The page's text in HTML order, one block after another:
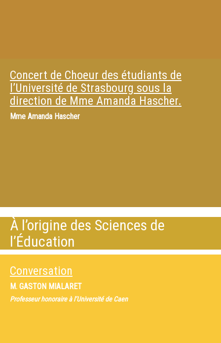
Concert de Choeur des étudiants de
l’Université de Strasbourg sous la
direction de Mme Amanda Hascher.
Mme Amanda Hascher
À l’origine des Sciences de
l’Éducation
Conversation
M. GASTON MIALARET
Professeur honoraire à l’Université de Caen